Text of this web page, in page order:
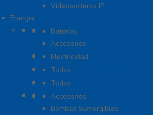
Videoporteros IP
Energía
Baterías
Baterías
Accesorios
Cables
Electricidad
Cargadores de Baterías
Todos
Lámparas de Emergencia
Todos
Energía Solar y Eólica
Accesorios
Bombas Sumergibles